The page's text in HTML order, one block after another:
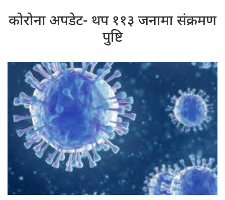
कोरोना अपडेट- थप ११३ जनामा संक्रमण
पुष्टि